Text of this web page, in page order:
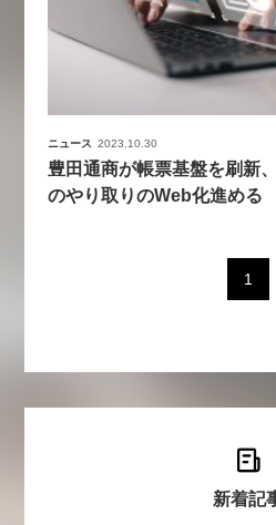
動画
サイトマ
お問い合
個人情報保護法
運営会社
【8/12開
数値化
基準と
～
セミナー
【9/30開
ャリア
2026-08-07
ニュース 2023.10.30
豊田通商が帳票基盤を刷新
のやり取りのWeb化進める
1
新着記